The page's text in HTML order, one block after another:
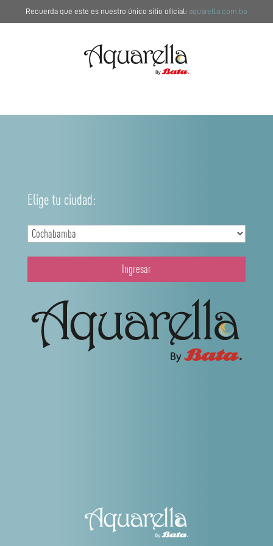
Recuerda que este es nuestro único sitio oficial: aquarella.com.bo
Elige tu ciudad:
Ingresar